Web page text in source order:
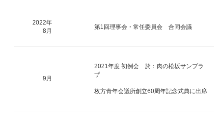
2022年
8月
第1回理事会・常任委員会 合同会議
9月
2021年度 初例会 於：肉の松坂サンプラ
ザ
枚方青年会議所創立60周年記念式典に出席